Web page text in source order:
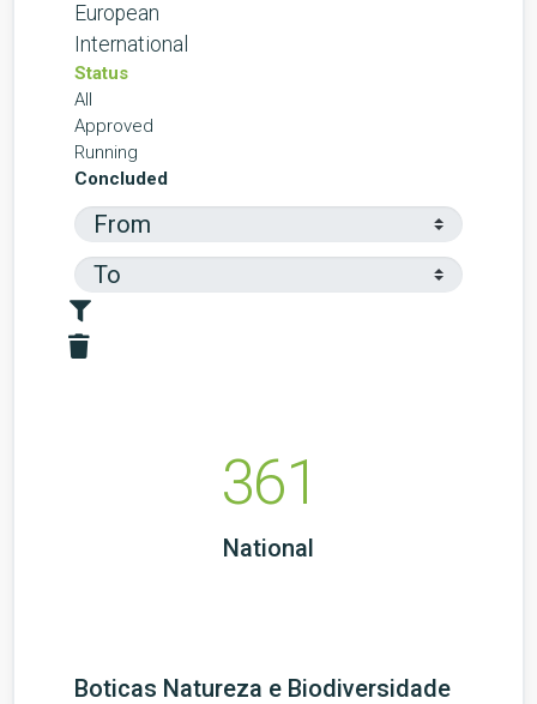
European
International
Status
All
Approved
Running
Concluded
361
National
Boticas Natureza e Biodiversidade